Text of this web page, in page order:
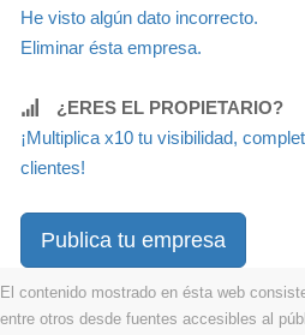
He visto algún dato incorrecto.
Eliminar ésta empresa.
¿ERES EL PROPIETARIO?
¡Multiplica x10 tu visibilidad,
clientes!
Publica tu empresa
El contenido mostrado en ésta web
entre otros desde fuentes accesibles al